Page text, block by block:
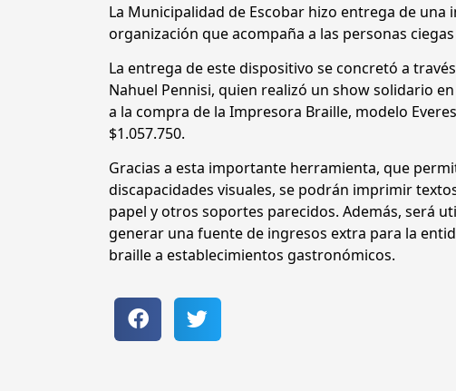
La Municipalidad de Escobar hizo entrega de una
organización que acompaña a las personas
La entrega de este dispositivo se concretó a
Nahuel Pennisi, quien realizó un show solidario
a la compra de la Impresora Braille, modelo
$1.057.750.
Gracias a esta importante herramienta, que
discapacidades visuales, se podrán imprimir
papel y otros soportes parecidos. Además, será
generar una fuente de ingresos extra para la
braille a establecimientos gastronómicos.